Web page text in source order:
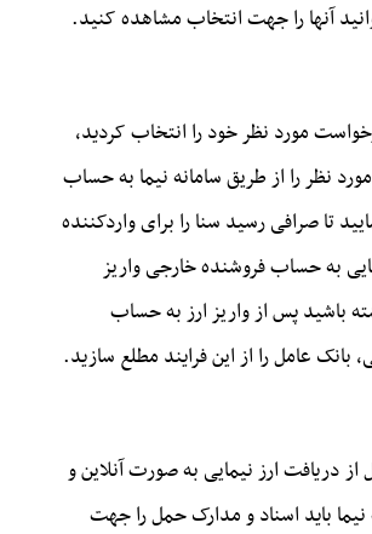
آنها را جهت انتخاب مشاهده کنید.
مورد نظر خود را انتخاب کردید،
نظر را از طریق سامانه نیما به حساب
تا صرافی رسید سنا را برای واردکننده
به حساب فروشنده خارجی واریز
باشید پس از واریز ارز به حساب
بانک عامل را از این فرایند مطلع سازید.
از دریافت ارز نیمایی به صورت آنلاین و
نیما باید اسناد و مدارک حمل را جهت